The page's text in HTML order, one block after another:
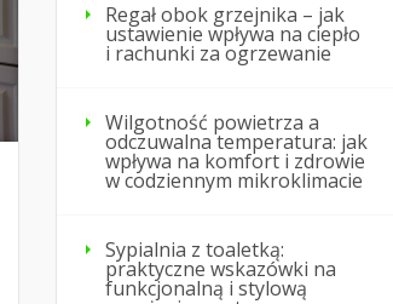
Regał obok grzejnika – jak
ustawienie wpływa na ciepło
i rachunki za ogrzewanie
Wilgotność powietrza a
odczuwalna temperatura: jak
wpływa na komfort i zdrowie
w codziennym mikroklimacie
Sypialnia z toaletką:
praktyczne wskazówki na
funkcjonalną i stylową